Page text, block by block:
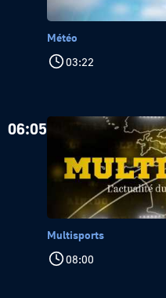
Météo
03:22
06:05
Multisports
08:00